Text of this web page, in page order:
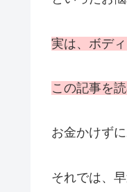
実は、ボデ
この記事を
お金かけず
それでは、